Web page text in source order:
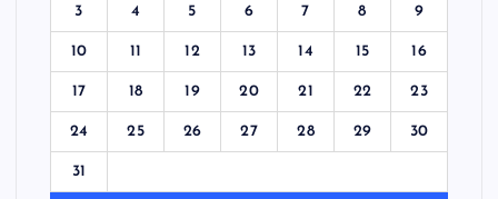
3 4 5 6 7 8 9
10 11 12 13 14 15 16
17 18 19 20 21 22 23
24 25 26 27 28 29 30
31